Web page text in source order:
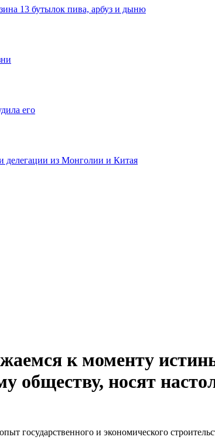
13 бутылок пива, арбуз и дыню
его
делегации из Монголии и Китая
к моменту
обществу, носят
государственного и экономического